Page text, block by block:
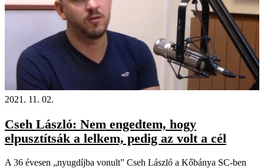
2021. 11. 02.
Cseh László: Nem engedtem, hogy
elpusztítsák a lelkem, pedig az volt a cél
A 36 évesen „nyugdíjba vonult” Cseh László a Kőbánya SC-ben